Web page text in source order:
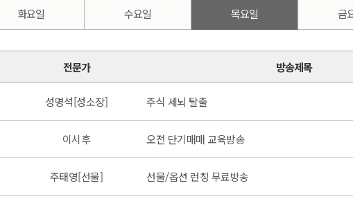
화요일 수요일 목요일 금
전문가 방송제목
성명석[성소장] 주식 세뇌 탈출
이시후 오전 단기매매 교육방송
주태영[선물] 선물/옵션 런칭 무료방송